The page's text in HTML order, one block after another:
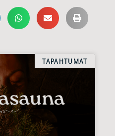
TAPAHTUMAT